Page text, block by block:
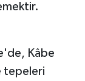
Kâbe
tepeleri